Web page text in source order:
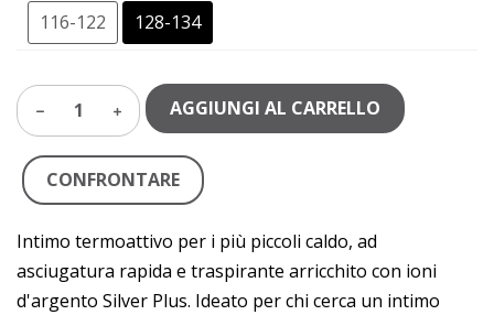
116-122
128-134
1 AGGIUNGI AL CARRELLO
CONFRONTARE
Intimo termoattivo per i più piccoli caldo, ad
asciugatura rapida e traspirante arricchito con ioni
d'argento Silver Plus. Ideato per chi cerca un intimo